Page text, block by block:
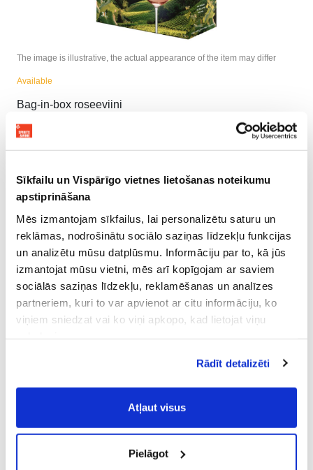
Sīkfailu un Vispārīgo vietnes lietošanas noteikumu
apstiprināšana
Mēs izmantojam sīkfailus, lai personalizētu saturu un
reklāmas, nodrošinātu sociālo saziņas līdzekļu funkcijas
un analizētu mūsu datplūsmu. Informāciju par to, kā jūs
izmantojat mūsu vietni, mēs arī kopīgojam ar saviem
sociālās saziņas līdzekļu, reklamēšanas un analīzes
partneriem, kuri to var apvienot ar citu informāciju, ko
viņiem sniedzat vai ko viņi apkopo, kad lietojat viņu
Vispārīgiem vietnes lietošanas
noteikumiem(saīsināti - VVLN).
Rādīt detalizēti
Atļaut visus
Pielāgot
The image is illustrative, the actual appearance of the item may differ
Available
Bag-in-box roseeviini
LINDEMAN’S ROSE REFRESHINGLY CRISP
PRODUCT INFORMATION
SAATAT MYÖS PITÄÄ